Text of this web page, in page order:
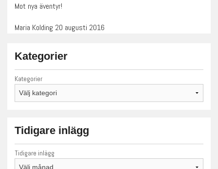
Mot nya äventyr!
Maria Kolding 20 augusti 2016
Kategorier
Kategorier
Tidigare inlägg
Tidigare inlägg